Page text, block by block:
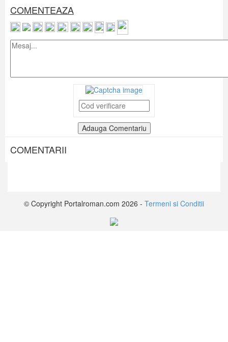
COMENTEAZA
COMENTARII
© Copyright Portalroman.com 2026 - Termeni si Conditii